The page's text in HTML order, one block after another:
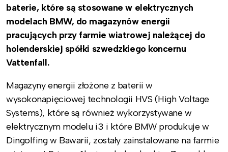
baterie, które są stosowane w elektrycznych
modelach BMW, do magazynów energii
pracujących przy farmie wiatrowej należącej do
holenderskiej spółki szwedzkiego koncernu
Vattenfall.
Magazyny energii złożone z baterii w
wysokonapięciowej technologii HVS (High Voltage
Systems), które są również wykorzystywane w
elektrycznym modelu i3 i które BMW produkuje w
Dingolfing w Bawarii, zostały zainstalowane na farmie